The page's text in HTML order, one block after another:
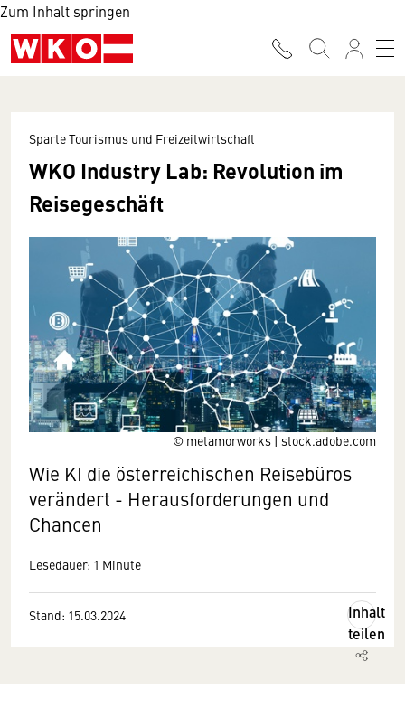
Zum Inhalt springen
© metamorworks | stock.adobe.com
Sparte Tourismus und Freizeitwirtschaft
WKO Industry Lab: Revolution im
Reisegeschäft
Wie KI die österreichischen Reisebüros
verändert - Herausforderungen und
Chancen
Lesedauer: 1 Minute
Stand: 15.03.2024
Inhalt
teilen